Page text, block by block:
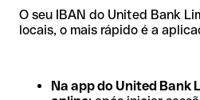
O seu IBAN do United Bank
locais, o mais rápido é a
Na app do United Bank